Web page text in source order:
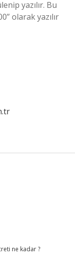
yazılır. Bu
olarak yazılır
ne kadar ?